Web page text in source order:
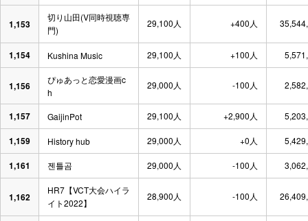
1,153
切り山田(V同時視聴専
門)
29,100人 +400人
1,154 Kushina Music 29,100人 +100人
1,156
ぴゅあっと恋愛漫画c
h
29,000人 -100人
1,157 GaijinPot 29,100人 +2,900人
1,159 History hub 29,000人 +0人
1,161 젠틀곰 29,000人 -100人
1,162
HR7【VCT大会ハイラ
イト2022】
28,900人 -100人